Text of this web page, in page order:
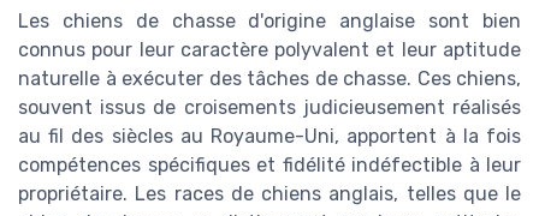
Les chiens de chasse d'origine anglaise sont bien
connus pour leur caractère polyvalent et leur aptitude
naturelle à exécuter des tâches de chasse. Ces chiens,
souvent issus de croisements judicieusement réalisés
au fil des siècles au Royaume-Uni, apportent à la fois
compétences spécifiques et fidélité indéfectible à leur
propriétaire. Les races de chiens anglais, telles que le